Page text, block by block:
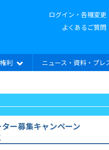
ログイン・各種変更
よくあるご質問
利 ニュース・資料・プレ
ー募集キャンペーン